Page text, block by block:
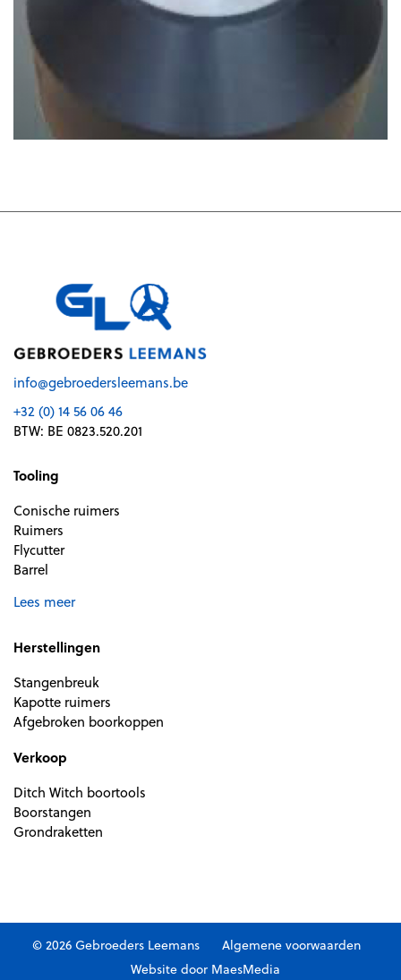
info@gebroedersleemans.be
+32 (0) 14 56 06 46
BTW: BE 0823.520.201
Tooling
Conische ruimers
Ruimers
Flycutter
Barrel
Lees meer
Herstellingen
Stangenbreuk
Kapotte ruimers
Afgebroken boorkoppen
Verkoop
Ditch Witch boortools
Boorstangen
Grondraketten
© 2026 Gebroeders Leemans
Algemene voorwaarden
Website door MaesMedia